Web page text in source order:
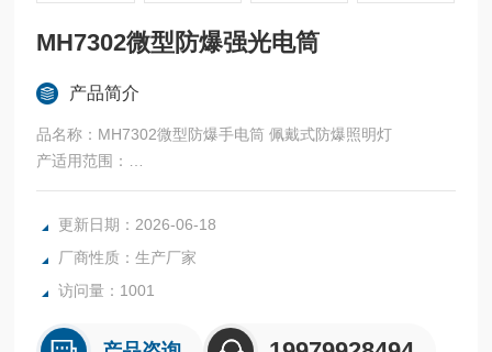
MH7302微型防爆强光电筒
产品简介
品名称：MH7302微型防爆手电筒 佩戴式防爆照明灯
产适用范围：
1、适用于爆炸性气体环境1区、2区。
2、适用于IIA、IIB、IIC级爆炸性气体环境。
4、适用于油田、石化、电力、治金、消防、船舶、化工厂、
气站等行业巡视、检修时的便携式照明；同时也适合佩戴在头
更新日期：2026-06-18
厂商性质：生产厂家
访问量：1001